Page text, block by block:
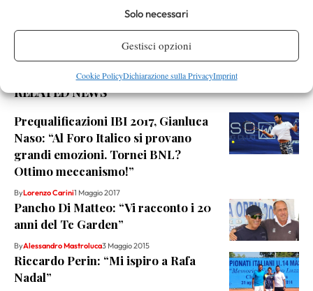
Solo necessari
Gestisci opzioni
Cookie PolicyDichiarazione sulla PrivacyImprint
Youtube
RELATED NEWS
Prequalificazioni IBI 2017, Gianluca
Naso: “Al Foro Italico si provano
grandi emozioni. Tornei BNL?
Ottimo meccanismo!”
ByLorenzo Carini1 Maggio 2017
Pancho Di Matteo: “Vi racconto i 20
anni del Tc Garden”
ByAlessandro Mastroluca3 Maggio 2015
Riccardo Perin: “Mi ispiro a Rafa
Nadal”